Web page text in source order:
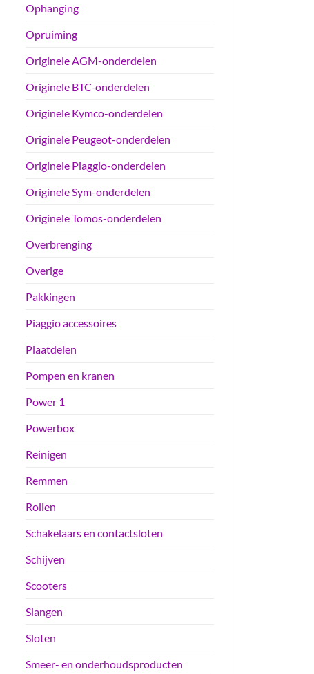
Ophanging
Opruiming
Originele AGM-onderdelen
Originele BTC-onderdelen
Originele Kymco-onderdelen
Originele Peugeot-onderdelen
Originele Piaggio-onderdelen
Originele Sym-onderdelen
Originele Tomos-onderdelen
Overbrenging
Overige
Pakkingen
Piaggio accessoires
Plaatdelen
Pompen en kranen
Power 1
Powerbox
Reinigen
Remmen
Rollen
Schakelaars en contactsloten
Schijven
Scooters
Slangen
Sloten
Smeer- en onderhoudsproducten